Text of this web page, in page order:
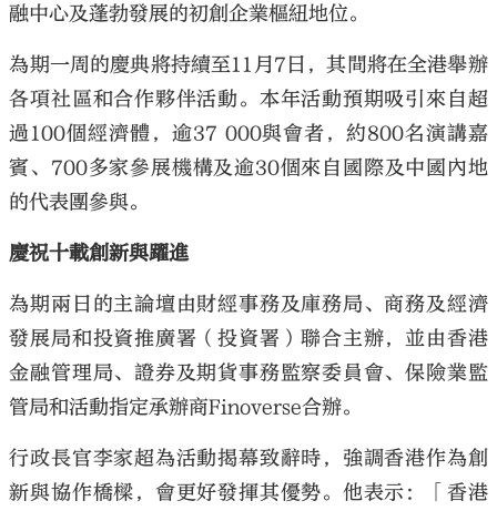
融中心及蓬勃發展的初創企業樞紐地位。
為期一周的慶典將持續至11月7日，其間將在全港舉辦
各項社區和合作夥伴活動。本年活動預期吸引來自超
過100個經濟體，逾37 000與會者，約800名演講嘉
賓、700多家參展機構及逾30個來自國際及中國內地
的代表團參與。
慶祝十載創新與躍進
為期兩日的主論壇由財經事務及庫務局、商務及經濟
發展局和投資推廣署（投資署）聯合主辦，並由香港
金融管理局、證券及期貨事務監察委員會、保險業監
管局和活動指定承辦商Finoverse合辦。
行政長官李家超為活動揭幕致辭時，強調香港作為創
新與協作橋樑，會更好發揮其優勢。他表示：「香港